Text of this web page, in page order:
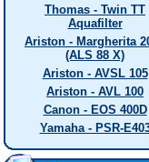
Thomas - Twin TT
Aquafilter
Ariston - Margherita
(ALS 88 X)
Ariston - AVSL 105
Ariston - AVL 100
Canon - EOS 400D
Yamaha - PSR-